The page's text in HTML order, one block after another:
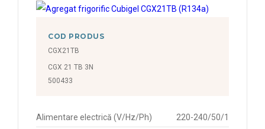
COD PRODUS
CGX21TB
CGX 21 TB 3N
500433
Alimentare electrică (V/Hz/Ph) 220-240/50/1